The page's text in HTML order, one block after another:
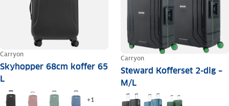
Carryon
Skyhopper 68cm koffer 65
L
+1
Carryon
Steward Kofferset 2-dlg –
M/L